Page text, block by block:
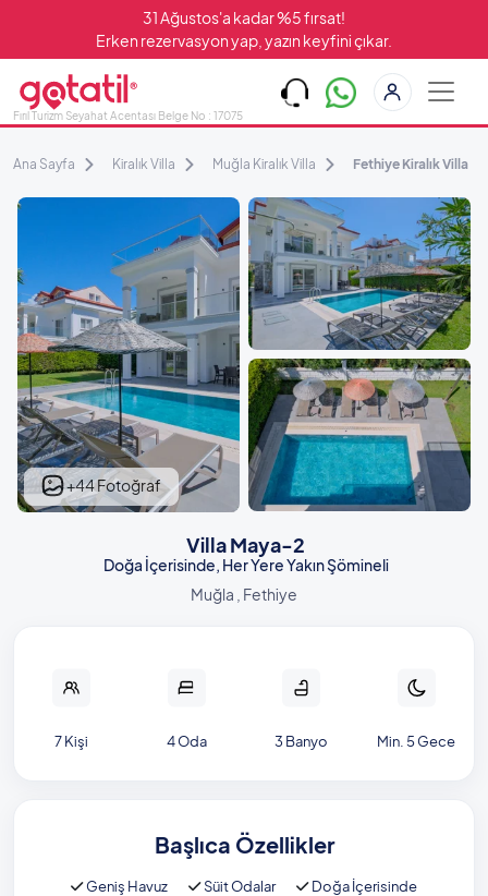
31 Ağustos'a kadar %5 fırsat!
Erken rezervasyon yap, yazın keyfini çıkar.
Fırıl Turizm Seyahat Acentası Belge No : 17075
Ana Sayfa Kiralık Villa Muğla Kiralık Villa Fethiye Kiralık Villa
Villa Maya-2
Doğa İçerisinde, Her Yere Yakın Şömineli
Muğla , Fethiye
+44 Fotoğraf
7 Kişi 4 Oda 3 Banyo Min. 5 Gece
Başlıca Özellikler
Geniş Havuz Süit Odalar
Doğa İçerisinde